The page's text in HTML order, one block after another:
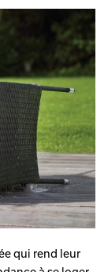
qui rend leur